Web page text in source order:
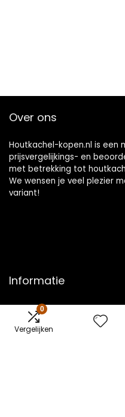
0
Vergelijken
Over ons
Houtkachel-kopen.nl is een
prijsvergelijkings- en
met betrekking tot
We wensen je veel plezier
variant!
Informatie
Contact
Klantenservice